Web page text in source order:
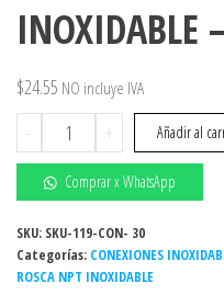
INOXIDABLE
$24.55 NO incluye IVA
-
roscada
2-
1/2"
150#
NPT
INOXIDABLE
+ Añadir al
Comprar x WhatsApp
SKU: SKU-119-CON- 30
Categorías: CONEXIONES
ROSCA NPT INOXIDABLE